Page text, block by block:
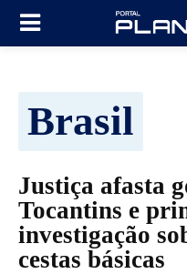
Brasil
Justiça afasta
Tocantins e
investigação
cestas básicas